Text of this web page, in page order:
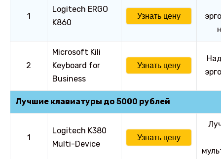
1
Logitech ERGO
K860
Узнать цену
2
Microsoft Kili
Keyboard for
Business
Узнать цену
Лучшие клавиатуры до 5000 рублей
1
Logitech K380
Multi-Device
Узнать цену